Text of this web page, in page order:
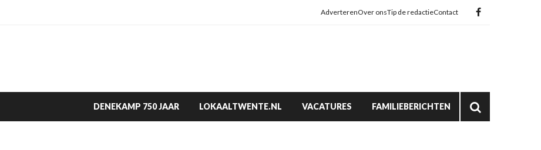
AdverterenOver onsTip de redactieContact
DENEKAMP 750 JAAR LOKAALTWENTE.NL VACATURES FAMILIEBERICHTEN